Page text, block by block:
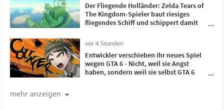
Der Fliegende Holländer: Zelda Tears of
The Kingdom-Spieler baut riesiges
fliegendes Schiff und schippert damit
vor 4 Stunden
Entwickler verschieben ihr neues Spiel
wegen GTA 6 - Nicht, weil sie Angst
haben, sondern weil sie selbst GTA 6
mehr anzeigen